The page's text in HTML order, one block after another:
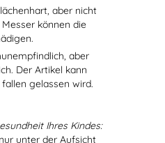
aber nicht
können die
aber
Der Artikel kann
gelassen wird.
Ihres Kindes:
unter der Aufsicht